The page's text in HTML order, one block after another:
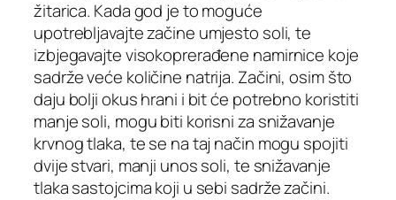
žitarica. Kada god je to moguće
upotrebljavajte začine umjesto soli, te
izbjegavajte visokoprerađene namirnice koje
sadrže veće količine natrija. Začini, osim što
daju bolji okus hrani i bit će potrebno koristiti
manje soli, mogu biti korisni za snižavanje
krvnog tlaka, te se na taj način mogu spojiti
dvije stvari, manji unos soli, te snižavanje
tlaka sastojcima koji u sebi sadrže začini.